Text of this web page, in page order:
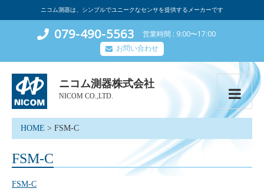
ニコム測器は、シンプルでユニークなセンサを提供するメーカーです
079-490-5563 営業時間 9:00〜17:00
お問い合わせ
ニコム測器株式会社
NICOM CO.,LTD.
HOME > FSM-C
FSM-C
FSM-C